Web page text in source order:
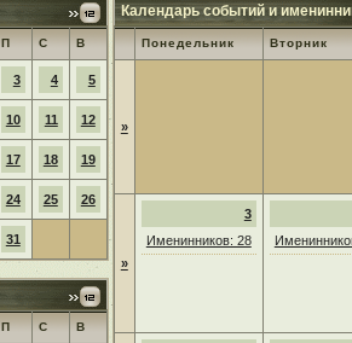
П С В
3 4 5
10 11 12
17 18 19
24 25 26
31
П С В
Календарь событий и
Понедельник Вторник
»
»
3
Именинников: 28